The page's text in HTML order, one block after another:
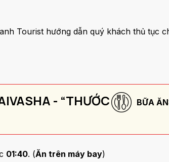
Tourist hướng dẫn quý khách thủ tục
- “THƯỚC
BỮA
01:40. (Ăn trên máy bay)